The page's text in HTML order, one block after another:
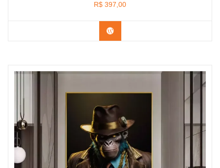
R$ 397,00
Confira os modelos